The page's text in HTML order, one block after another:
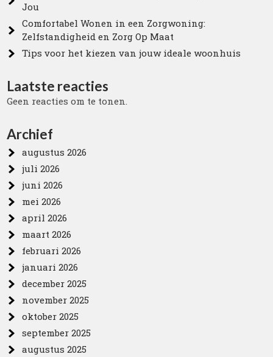
Jou
Comfortabel Wonen in een Zorgwoning:
Zelfstandigheid en Zorg Op Maat
Tips voor het kiezen van jouw ideale woonhuis
Laatste reacties
Geen reacties om te tonen.
Archief
augustus 2026
juli 2026
juni 2026
mei 2026
april 2026
maart 2026
februari 2026
januari 2026
december 2025
november 2025
oktober 2025
september 2025
augustus 2025